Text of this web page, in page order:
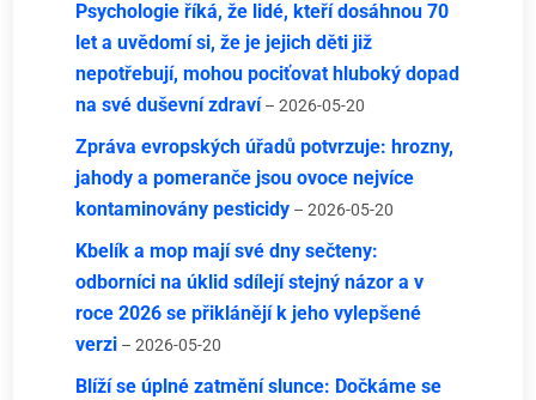
Psychologie říká, že lidé, kteří dosáhnou 70
let a uvědomí si, že je jejich děti již
nepotřebují, mohou pociťovat hluboký dopad
na své duševní zdraví – 2026-05-20
Zpráva evropských úřadů potvrzuje: hrozny,
jahody a pomeranče jsou ovoce nejvíce
kontaminovány pesticidy – 2026-05-20
Kbelík a mop mají své dny sečteny:
odborníci na úklid sdílejí stejný názor a v
roce 2026 se přiklánějí k jeho vylepšené
verzi – 2026-05-20
Blíží se úplné zatmění slunce: Dočkáme se